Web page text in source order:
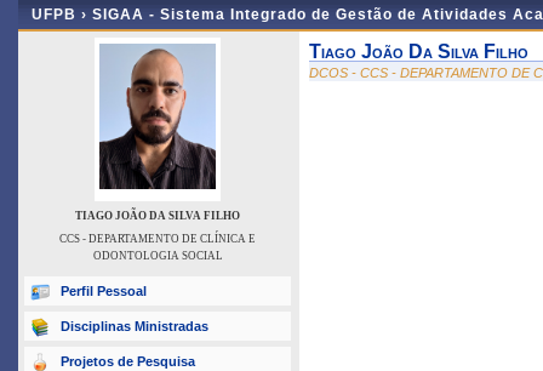
UFPB › SIGAA - Sistema Integrado de Gestão de Atividades
TIAGO JOÃO DA SILVA FILHO
CCS - DEPARTAMENTO DE CLÍNICA E
ODONTOLOGIA SOCIAL
Perfil Pessoal
Disciplinas Ministradas
Projetos de Pesquisa
Tiago João Da Silva Filho
DCOS - CCS - DEPARTAMENTO DE